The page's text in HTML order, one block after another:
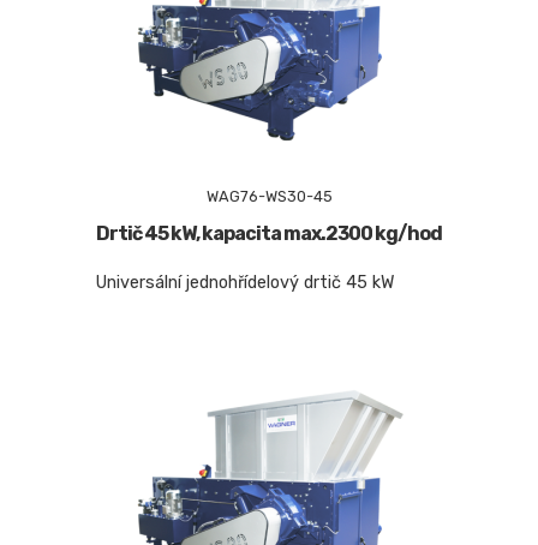
WAG76-WS30-45
Drtič 45 kW, kapacita max.2300 kg/hod
Universální jednohřídelový drtič 45 kW